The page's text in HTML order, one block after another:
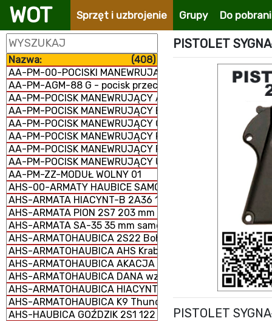
WOT Sprzęt i uzbrojenie Grupy Do
Nazwa:
(408)
AA-PM-00-POCISKI MANEWRUJĄCE
AA-PM-AGM-88 G - pocisk przeciwradiolokacyjny
AA-PM-POCISK MANEWRUJĄCY AGM-158 JASSM
AA-PM-POCISK MANEWRUJĄCY BANDEROL-S8000
AA-PM-POCISK MANEWRUJĄCY Ch-101/102
AA-PM-POCISK MANEWRUJĄCY FP-5 Flamingo
AA-PM-POCISK MANEWRUJĄCY RBS-15 MK3
AA-PM-POCISK MANEWRUJĄCY UGM-109/RGM-109/
AA-PM-ZZ-MODUŁ WOLNY 01
AHS-00-ARMATY HAUBICE SAMOBIEŻNE
AHS-ARMATA HIACYNT-B 2A36 152 mm
AHS-ARMATA PION 2S7 203 mm samobieżna
AHS-ARMATA SA-35 35 mm samobieżna
AHS-ARMATOHAUBICA 2S22 Bohdana 155 mm
AHS-ARMATOHAUBICA AHS Krab 155 mm samobieżna
AHS-ARMATOHAUBICA AKACJA 2S3M 152 mm
AHS-ARMATOHAUBICA DANA wz. 1977 152 mm
AHS-ARMATOHAUBICA HIACYNT 2S5 152 mm samobieżna
AHS-ARMATOHAUBICA K9 Thunder 155 mm samobieżna
AHS-HAUBICA GOŹDZIK 2S1 122 mm samobieżna
PISTOLET
PISTOLET